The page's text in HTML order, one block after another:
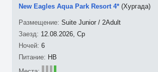
12.08.2026, Ср
6
New Eagles Aqua Park Resort 4* (Хургада)
Suite Junior / 2Adult
HB